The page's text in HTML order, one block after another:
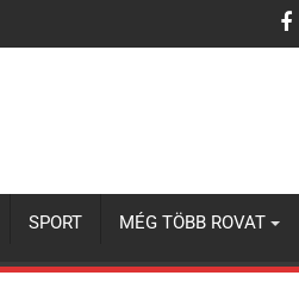
SPORT MÉG TÖBB ROVAT